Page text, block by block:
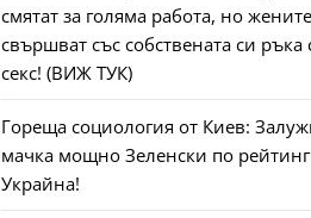
смятат за голяма работа, но жените
свършват със собствената си ръка
секс! (ВИЖ ТУК)
Гореща социология от Киев:
мачка мощно Зеленски по
Украйна!